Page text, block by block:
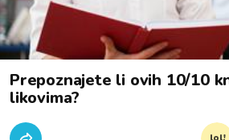
Prepoznajete li ovih 10/10
likovima?